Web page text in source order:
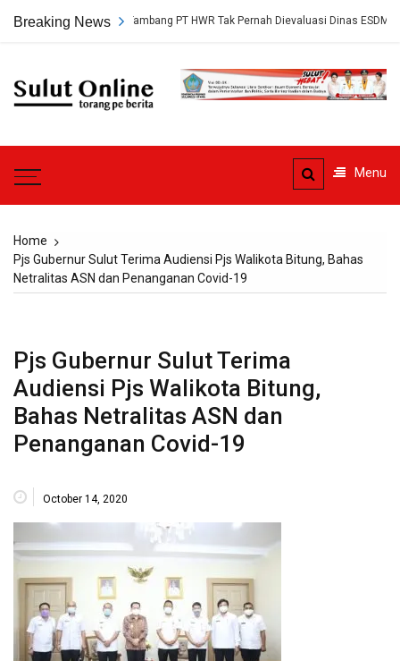
Breaking News
Persetujuan Tambang PT HWR Tak Pernah Dievaluasi Dinas ESDM
Sulut
Menu
Home
Pjs Gubernur Sulut Terima Audiensi Pjs Walikota Bitung, Bahas
Netralitas ASN dan Penanganan Covid-19
Pjs Gubernur Sulut Terima
Audiensi Pjs Walikota Bitung,
Bahas Netralitas ASN dan
Penanganan Covid-19
October 14, 2020